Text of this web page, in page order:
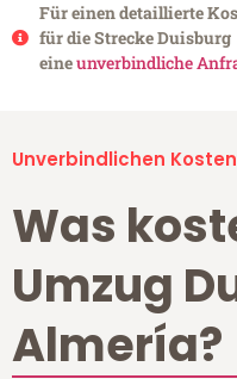
Für einen detaillierte
für die Strecke
eineunverbindliche
Unverbindlichen
Was
Umzug
Almería?